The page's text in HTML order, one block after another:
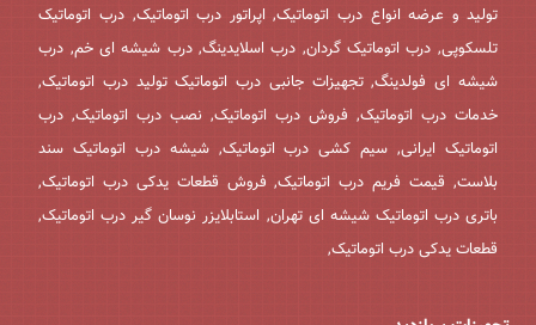
تولید و عرضه انواع درب اتوماتیک, اپراتور درب اتوماتیک, درب اتوماتیک
تلسکوپی, درب اتوماتیک گردان, درب اسلایدینگ, درب شیشه ای خم, درب
شیشه ای فولدینگ, تجهیزات جانبی درب اتوماتیک تولید درب اتوماتیک,
خدمات درب اتوماتیک, فروش درب اتوماتیک, نصب درب اتوماتیک, درب
اتوماتیک ایرانی, سیم کشی درب اتوماتیک, شیشه درب اتوماتیک سند
بلاست, قیمت فریم درب اتوماتیک, فروش قطعات یدکی درب اتوماتیک,
باتری درب اتوماتیک شیشه ای تهران, استابلایزر نوسان گیر درب اتوماتیک,
قطعات یدکی درب اتوماتیک,